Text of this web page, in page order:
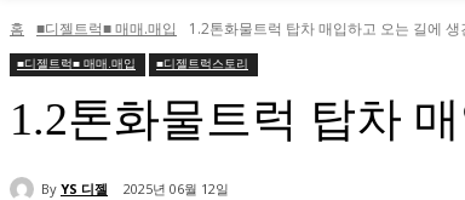
홈 ■디젤트럭■ 매매.매입 1.2톤화물트럭 탑차 매입하고 오는 길에 생
■디젤트럭■ 매매.매입 ■디젤트럭스토리
1.2톤화물트럭 탑차
By YS 디젤 2025년 06월 12일